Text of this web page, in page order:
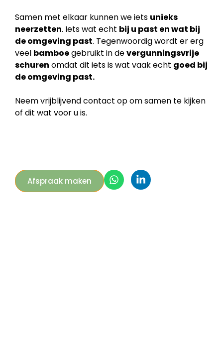
Samen met elkaar kunnen we iets unieks
neerzetten. Iets wat echt bij u past en wat bij
deomgeving past. Tegenwoordig wordt er erg
veel bamboegebruikt in devergunningsvrije
schuren omdat dit iets is wat vaak echt goed bij
de omgeving past.
Neem vrijblijvend contact op om samen te kijken
of dit wat voor u is.
Afspraak maken